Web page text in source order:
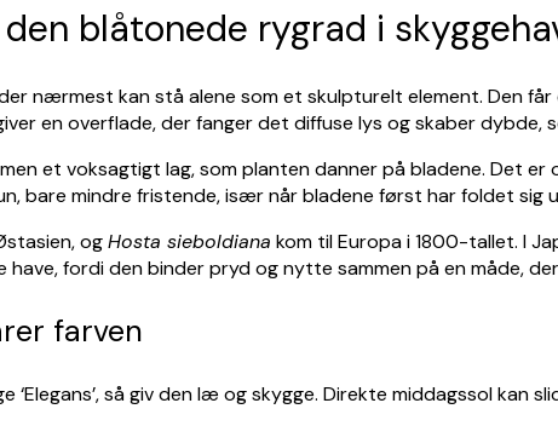
den blåtonede rygrad i
der nærmest kan stå alene som et skulpturelt element. Den
en overflade, der fanger det diffuse lys og skaber dybde,
men et voksagtigt lag, som planten danner på bladene. Det
bare mindre fristende, især når bladene først har foldet sig
ogHosta sieboldiana kom til Europa i 1800-tallet. I
have, fordi den binder pryd og nytte sammen på en måde,
farven
‘Elegans’, så giv den læ og skygge. Direkte middagssol kan